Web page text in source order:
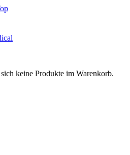
keine Produkte im Warenkorb.